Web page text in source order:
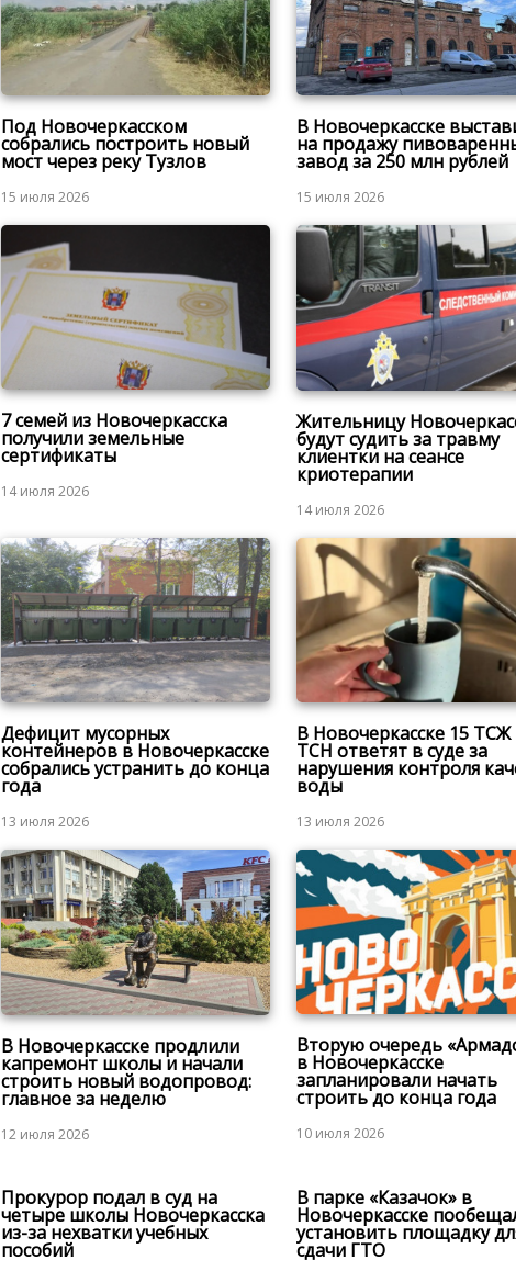
Под Новочеркасском
собрались построить новый
мост через реку Тузлов
15 июля 2026
В Новочеркасске
на продажу
завод за 250 млн рублей
15 июля 2026
7 семей из Новочеркасска
получили земельные
сертификаты
14 июля 2026
Жительницу
будут судить за травму
клиентки на сеансе
криотерапии
14 июля 2026
Дефицит мусорных
контейнеров в Новочеркасске
собрались устранить до конца
года
13 июля 2026
В Новочеркасске 15 ТСЖ
ТСН ответят в суде за
нарушения контроля
воды
13 июля 2026
В Новочеркасске продлили
капремонт школы и начали
строить новый водопровод:
главное за неделю
12 июля 2026
Вторую очередь
в Новочеркасске
запланировали начать
строить до конца года
10 июля 2026